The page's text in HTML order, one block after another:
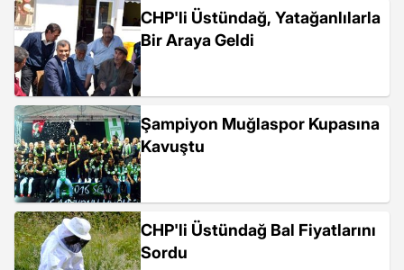
CHP'li Üstündağ, Yatağanlılarla
Bir Araya Geldi
Şampiyon Muğlaspor Kupasına
Kavuştu
CHP'li Üstündağ Bal Fiyatlarını
Sordu